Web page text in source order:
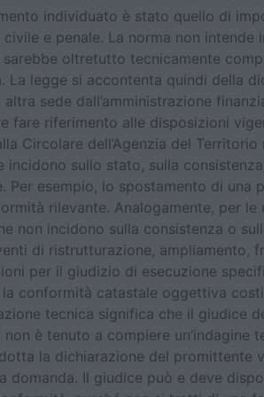
individuato è stato quello di
e penale. La norma non
oltretutto tecnicamente
legge si accontenta quindi della
sede dall’amministrazione
fare riferimento alle disposizioni
Circolare dell’Agenzia del
sullo stato, sulla
Per esempio, lo spostamento di
rilevante. Analogamente, per
non incidono sulla consistenza o
di ristrutturazione, ampliamento,
per il giudizio di esecuzione
conformità catastale oggettiva
tecnica significa che il giudice
è tenuto a compiere
la dichiarazione del promittente
domanda. Il giudice può e deve